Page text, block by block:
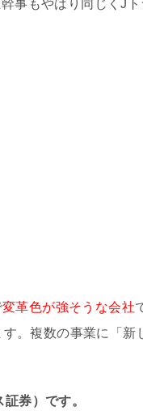
事もやはり同じくJト
変革色が強そうな会社
。複数の事業に「新
券）です。